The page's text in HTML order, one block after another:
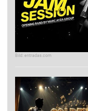
Bild: entradas.com